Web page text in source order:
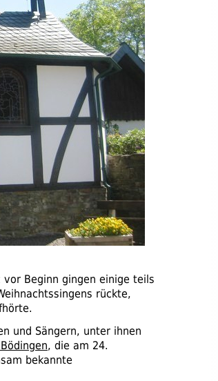
Beginn gingen einige teils
rückte,
und Sängern, unter ihnen
, die am 24.
bekannte